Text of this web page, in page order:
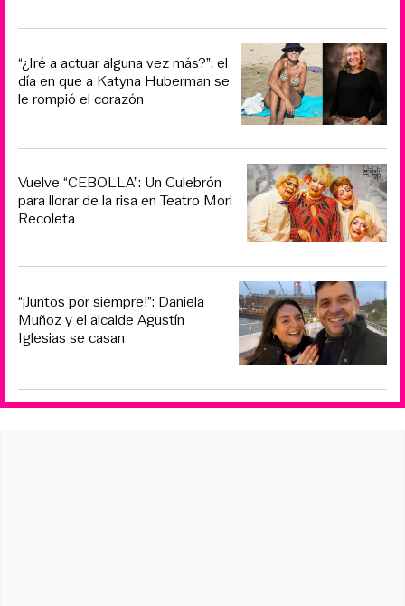
“¿Iré a actuar alguna vez más?”: el
día en que a Katyna Huberman se
le rompió el corazón
Vuelve “CEBOLLA”: Un Culebrón
para llorar de la risa en Teatro Mori
Recoleta
“¡Juntos por siempre!”: Daniela
Muñoz y el alcalde Agustín
Iglesias se casan